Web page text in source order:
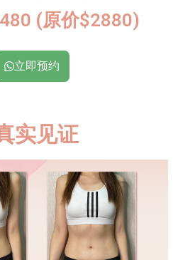
(原价$2880)
立即预约
实见证